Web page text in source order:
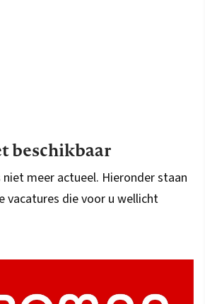
beschikbaar
niet meer actueel. Hieronder staan
vacatures die voor u wellicht